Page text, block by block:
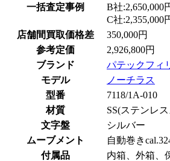
一括査定事例
B社:2,650,000
C社:2,355,000
店舗間買取価格差
350,000円
参考定価
2,926,800円
ブランド
パテックフィ
モデル
ノーチラス
型番
7118/1A-010
材質
SS(ステンレ
文字盤
シルバー
ムーブメント
自動巻き
付属品
内箱、外箱、